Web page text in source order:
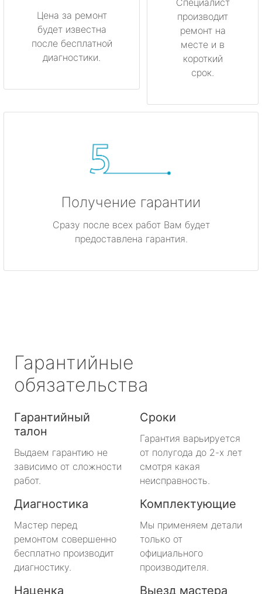
Цена за ремонт
будет известна
после бесплатной
диагностики.
Специалист
производит
ремонт на
месте и в
короткий
срок.
Получение гарантии
Сразу после всех работ Вам будет
предоставлена гарантия.
Гарантийные
обязательства
Гарантийный
талон
Выдаем гарантию не
зависимо от сложности
работ.
Сроки
Гарантия варьируется
от полугода до 2-х лет
смотря какая
неисправность.
Диагностика
Мастер перед
ремонтом совершенно
бесплатно производит
диагностику.
Комплектующие
Мы применяем детали
только от
официального
производителя.
Наценка Выезд мастера